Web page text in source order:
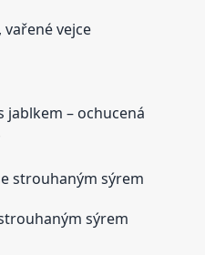
vařené vejce
jablkem – ochucená
strouhaným sýrem
sýrem